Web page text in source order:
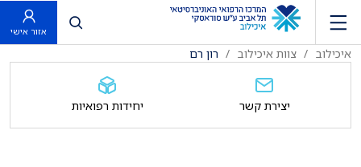
פתח חיפוש
אזור אישי
איכילוב צוות איכילוב רון רם
יצירת קשר יחידות רפואיות